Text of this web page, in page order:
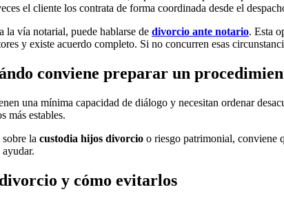
el cliente los contrata de forma coordinada desde el
la vía notarial, puede hablarse de divorcio ante notario. Esta
y existe acuerdo completo. Si no concurren esas
conviene preparar un
una mínima capacidad de diálogo y necesitan ordenar
más estables.
la custodia hijos divorcio o riesgo patrimonial, conviene
y cómo evitarlos